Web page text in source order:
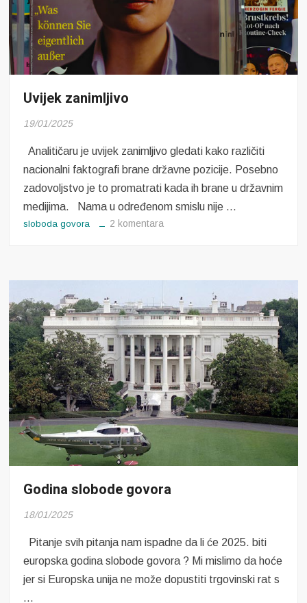
Uvijek zanimljivo
19/01/2025
Analitičaru je uvijek zanimljivo gledati kako različiti
nacionalni faktografi brane državne pozicije. Posebno
zadovoljstvo je to promatrati kada ih brane u državnim
medijima. Nama u određenom smislu nije …
sloboda govora 2 komentara
Godina slobode govora
18/01/2025
Pitanje svih pitanja nam ispadne da li će 2025. biti
europska godina slobode govora ? Mi mislimo da hoće
jer si Europska unija ne može dopustiti trgovinski rat s
…